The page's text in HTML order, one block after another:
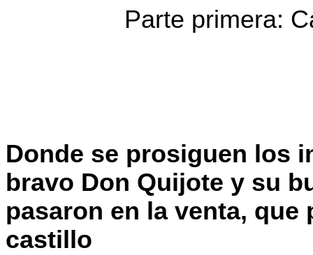
Parte primera:
Donde se prosiguen los
bravo Don Quijote y su
pasaron en la venta, que
castillo